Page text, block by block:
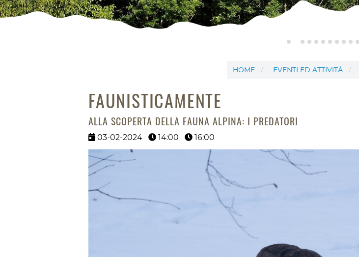
HOME EVENTI ED ATTIVITÀ
FAUNISTICAMENTE
ALLA SCOPERTA DELLA FAUNA ALPINA: I PREDATORI
03-02-2024 14:00 16:00